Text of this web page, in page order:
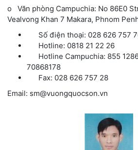
o
Văn phòng Campuchia: No 86E0
Vealvong Khan 7 Makara, Phnom
Số điện thoại: 028 626 757
Hotline: 0818 21 22 26
Hotline Campuchia: 855
70868178
Fax: 028 626 757 28
Email: sm@vuongquocson.vn